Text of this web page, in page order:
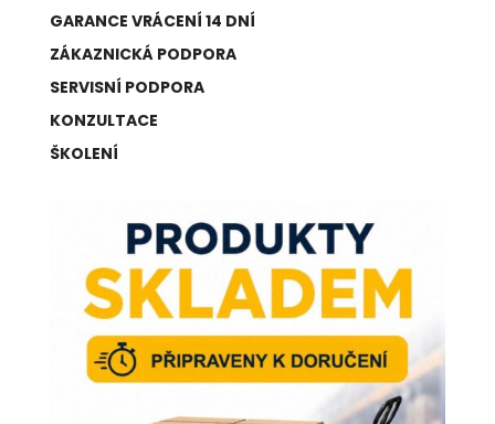
GARANCE VRÁCENÍ 14 DNÍ
ZÁKAZNICKÁ PODPORA
SERVISNÍ PODPORA
KONZULTACE
ŠKOLENÍ